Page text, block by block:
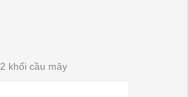
2 khối cầu mây